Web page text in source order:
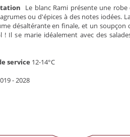
Le blanc Rami présente une
ou d'épices à des notes iodées.
désaltérante en finale, et un
! Il se marie idéalement avec des
service 12-14°C
- 2028